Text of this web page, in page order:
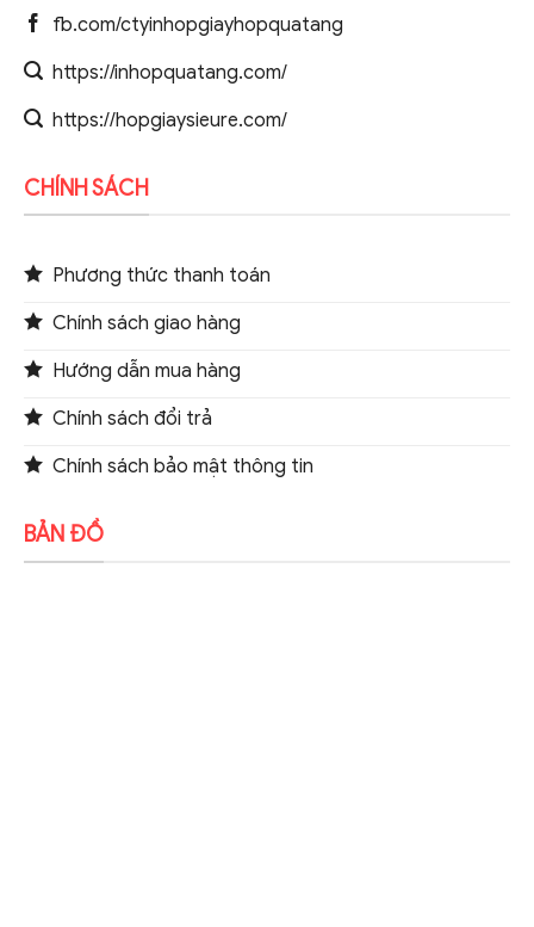
fb.com/ctyinhopgiayhopquatang
https://inhopquatang.com/
https://hopgiaysieure.com/
CHÍNH SÁCH
Phương thức thanh toán
Chính sách giao hàng
Hướng dẫn mua hàng
Chính sách đổi trả
Chính sách bảo mật thông tin
BẢN ĐỒ